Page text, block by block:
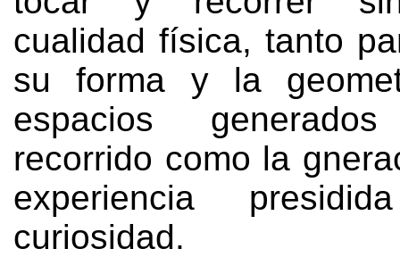
cualidad física, tanto
su forma y la
espacios
recorrido como la
experiencia
curiosidad.